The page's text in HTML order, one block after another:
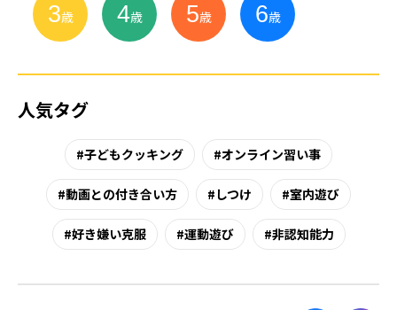
3歳 4歳 5歳 6歳
人気タグ
子どもクッキング オンライン習い事
動画との付き合い方 しつけ 室内遊び
好き嫌い克服 運動遊び 非認知能力